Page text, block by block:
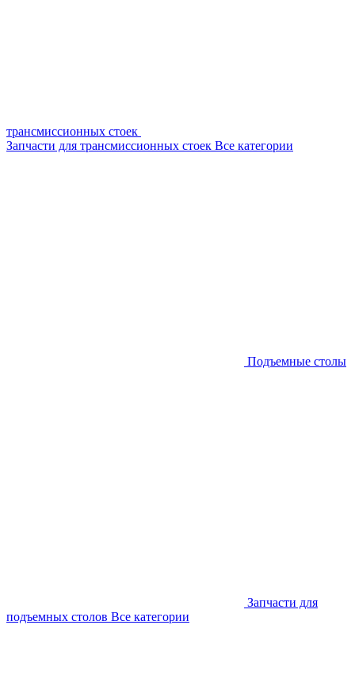
трансмиссионных стоек
Запчасти для трансмиссионных стоек Все категории
Подъемные столы
Запчасти для
подъемных столов Все категории